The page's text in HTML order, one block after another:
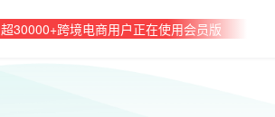
超30000+跨境电商用户正在使用会员版